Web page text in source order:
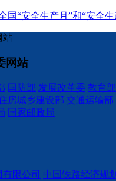
国“安全生产月”和“安全
站
网站
国防部 发展改革委 教育部
房城乡建设部 交通运输部
国家邮政局
限公司 中国铁路经济规